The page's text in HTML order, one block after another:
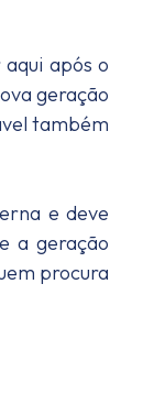
após o
geração
também
e deve
a geração
procura